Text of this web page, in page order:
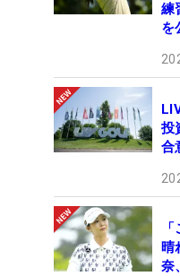
練
を
投
合
晴
奈